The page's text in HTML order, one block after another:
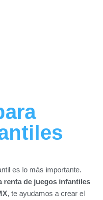
es lo más importante.
renta de juegos infantiles
, te ayudamos a crear el